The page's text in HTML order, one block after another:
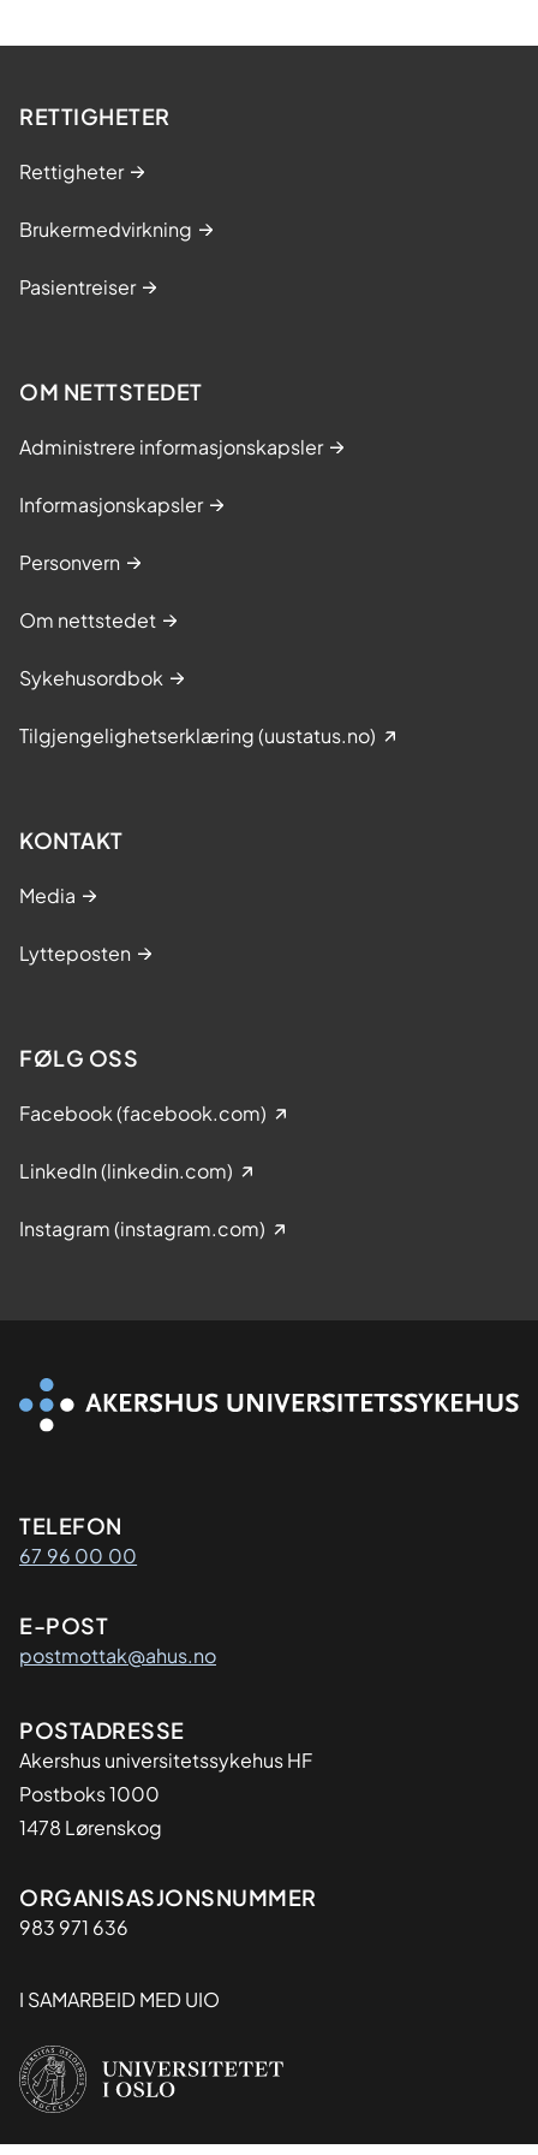
RETTIGHETER
Rettigheter
Brukermedvirkning
Pasientreiser
OM NETTSTEDET
Administrere informasjonskapsler
Informasjonskapsler
Personvern
Om nettstedet
Sykehusordbok
Tilgjengelighetserklæring (uustatus.no)
KONTAKT
Media
Lytteposten
FØLG OSS
Facebook (facebook.com)
LinkedIn (linkedin.com)
Instagram (instagram.com)
Kontaktinformasjon
TELEFON
67 96 00 00
E-POST
postmottak@ahus.no
Adresse
POSTADRESSE
Akershus universitetssykehus HF
Postboks 1000
1478 Lørenskog
Organisasjon
ORGANISASJONSNUMMER
983 971 636
I SAMARBEID MED UIO